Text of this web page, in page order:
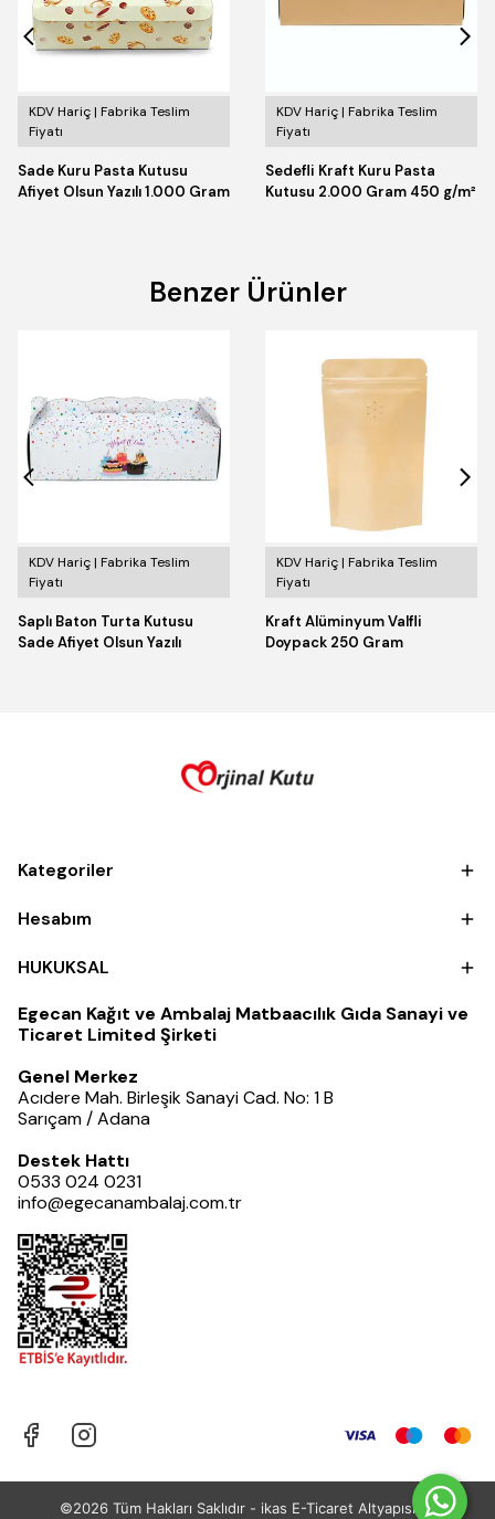
KDV Hariç | Fabrika Teslim
Fiyatı
Sade Kuru Pasta Kutusu
Afiyet Olsun Yazılı 1.000 Gram
KDV Hariç | Fabrika Teslim
Fiyatı
Sedefli Kraft Kuru Pasta
Kutusu 2.000 Gram 450 g/m²
Benzer Ürünler
KDV Hariç | Fabrika Teslim
Fiyatı
Saplı Baton Turta Kutusu
Sade Afiyet Olsun Yazılı
KDV Hariç | Fabrika Teslim
Fiyatı
Kraft Alüminyum Valfli
Doypack 250 Gram
Kategoriler
Hesabım
HUKUKSAL
Egecan Kağıt ve Ambalaj Matbaacılık Gıda Sanayi ve
Ticaret Limited Şirketi
Genel Merkez
Acıdere Mah. Birleşik Sanayi Cad. No: 1 B
Sarıçam / Adana
Destek Hattı
0533 024 0231
info@egecanambalaj.com.tr
©2026 Tüm Hakları Saklıdır - ikas E-Ticaret Altyapısı ile